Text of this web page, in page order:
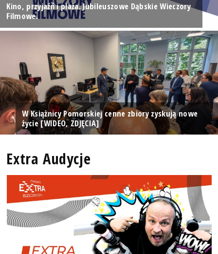
Kino, przyjaźń i plaża. Jubileuszowe Dąbskie Wieczory
Filmowe.
W Książnicy Pomorskiej cenne zbiory zyskują nowe
życie [WIDEO, ZDJĘCIA]
Extra Audycje